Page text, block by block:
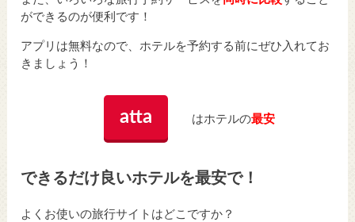
ができるのが便利です！
アプリは無料なので、ホテルを予約する前にぜひ入れてお
きましょう！
atta はホテルの最安
できるだけ良いホテルを最安で！
よくお使いの旅行サイトはどこですか？